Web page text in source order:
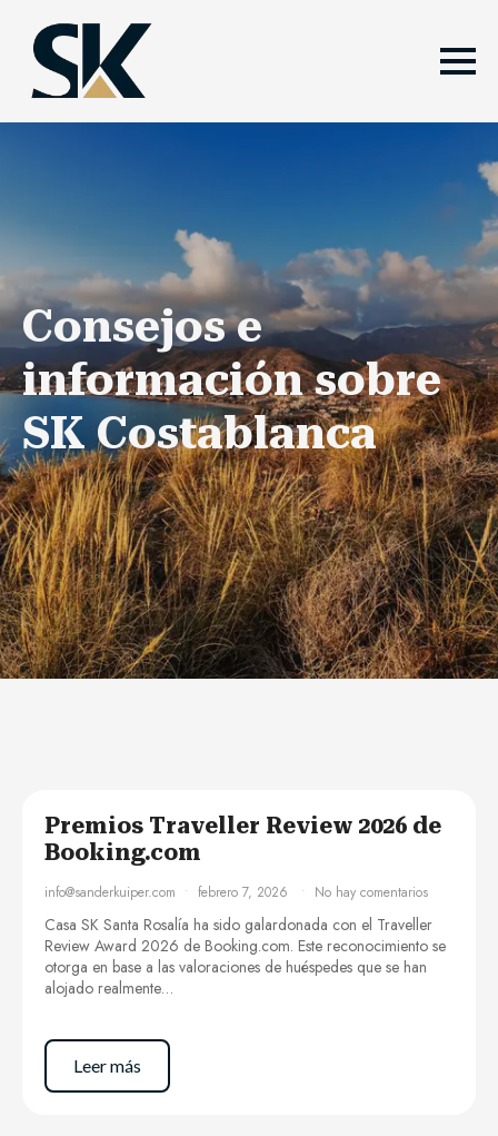
Consejos e
información sobre
SK Costablanca
Premios Traveller Review 2026 de
Booking.com
info@sanderkuiper.com febrero 7, 2026 No hay comentarios
Casa SK Santa Rosalía ha sido galardonada con el Traveller
Review Award 2026 de Booking.com. Este reconocimiento se
otorga en base a las valoraciones de huéspedes que se han
alojado realmente…
Leer más